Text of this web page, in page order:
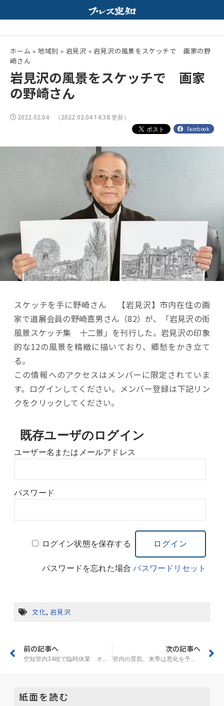
ホーム » 地域別 » 岩見沢 »岩見沢の風景をスケッチで 画家の野
崎さん
岩見沢の風景をスケッチで 画家
の野崎さん
2022.02.04 （2022.02.04 14:38 更新）
Facebook
スケッチを手に野崎さん 【岩見沢】市内在住の画
家で道展会員の野崎嘉男さん（82）が、「岩見沢の街
風景スケッチ集 十二景」を刊行した。岩見沢の印象
的な12の風景を精緻に描いており、郷愁をかき立て
る。
この情報へのアクセスはメンバーに限定されていま
す。ログインしてください。メンバー登録は下記リン
クをクリックしてください。
既存ユーザのログイン
ユーザー名またはメールアドレス
パスワード
ログイン状態を保存する
パスワードを忘れた場合パスワードリセット
文化,岩見沢
前の記事へ
空知管内34校で臨時休業 オミクロン株が猛威
次の記事へ
管内の景気、来季は悪化を予想 空知、北門信金が調査
紙面を読む